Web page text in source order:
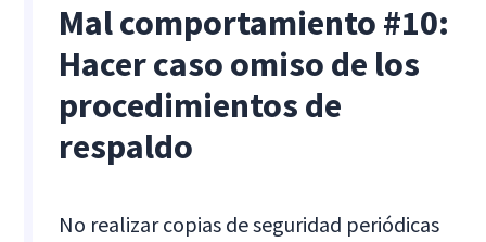
Mal comportamiento #10:
Hacer caso omiso de los
procedimientos de
respaldo
No realizar copias de seguridad periódicas